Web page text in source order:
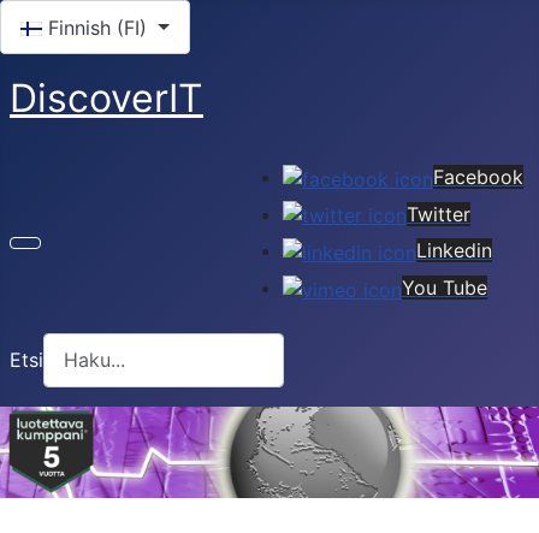
Finnish (FI)
DiscoverIT
Facebook
Twitter
Linkedin
You Tube
Etsi